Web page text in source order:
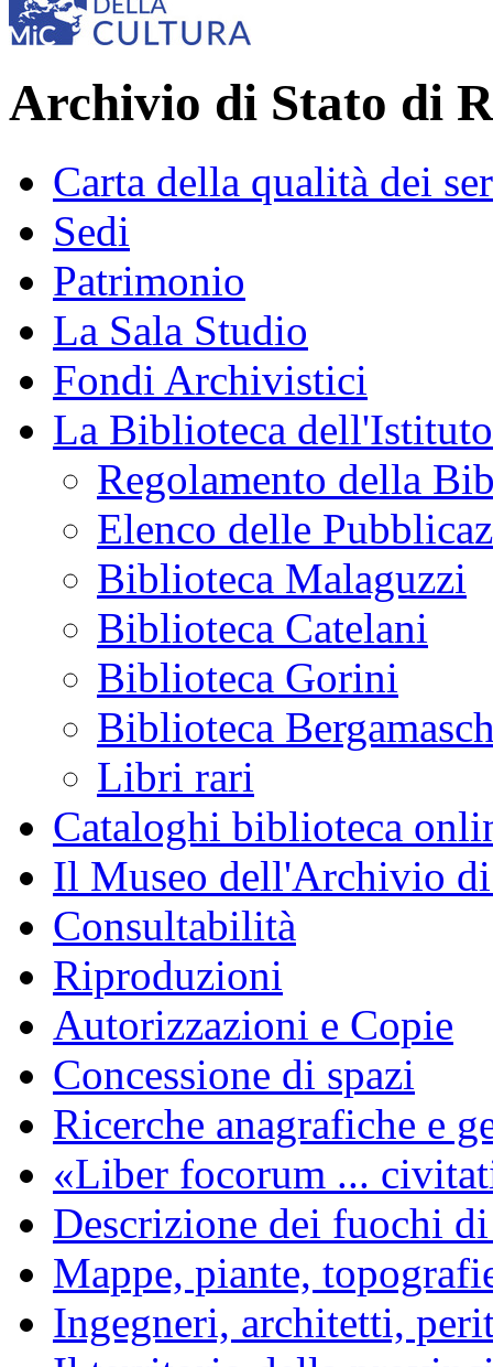
Archivio di Stato di
Carta della qualità dei
Sedi
Patrimonio
La Sala Studio
Fondi Archivistici
La Biblioteca dell'Istituto
Regolamento della
Elenco delle
Biblioteca Malaguzzi
Biblioteca Catelani
Biblioteca Gorini
Biblioteca
Libri rari
Cataloghi biblioteca
Il Museo dell'Archivio
Consultabilità
Riproduzioni
Autorizzazioni e Copie
Concessione di spazi
Ricerche anagrafiche e
«Liber focorum ...
Descrizione dei fuochi
Mappe, piante,
Ingegneri, architetti,